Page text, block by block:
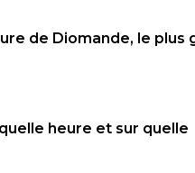
de Diomande, le plus
heure et sur quelle